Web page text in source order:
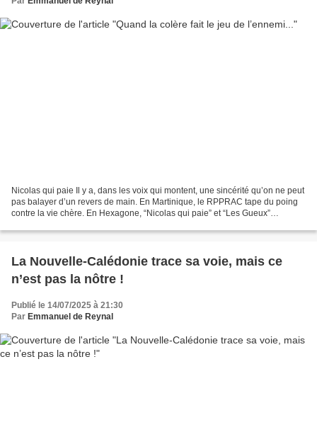
Nicolas qui paie Il y a, dans les voix qui montent, une sincérité qu’on ne peut
pas balayer d’un revers de main. En Martinique, le RPPRAC tape du poing
contre la vie chère. En Hexagone, “Nicolas qui paie” et “Les Gueux”
La Nouvelle-Calédonie trace sa voie, mais ce
n’est pas la nôtre !
Publié le 14/07/2025 à 21:30
Par Emmanuel de Reynal